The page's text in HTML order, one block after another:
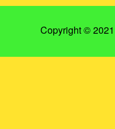
Copyright ©